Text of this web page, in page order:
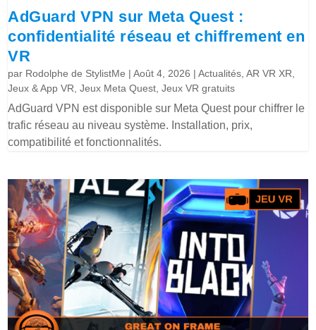
AdGuard VPN sur Meta Quest :
confidentialité réseau et chiffrement en
VR
par Rodolphe de StylistMe |Août 4, 2026 |Actualités,AR VR XR,
Jeux & App VR,Jeux Meta Quest,Jeux VR gratuits
AdGuard VPN est disponible sur Meta Quest pour chiffrer le
trafic réseau au niveau système. Installation, prix,
compatibilité et fonctionnalités.